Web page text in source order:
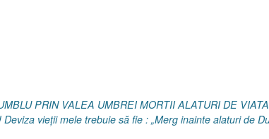
PRIN VALEA UMBREI MORTII ALATURI DE VIATA
vieții mele trebuie să fie : „Merg inainte alaturi de